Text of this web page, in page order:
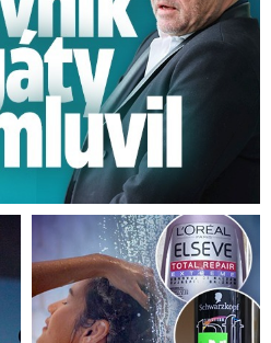
tak jen jedním z
ale na zákonodárcích,
udržitelného
zvolí a zda ten
vlastnící televizní
sleduje televizi přes
," dodala mluvčí